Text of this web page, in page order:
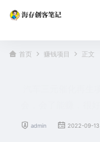
首页 赚钱项目 正文
admin 2022-09-13